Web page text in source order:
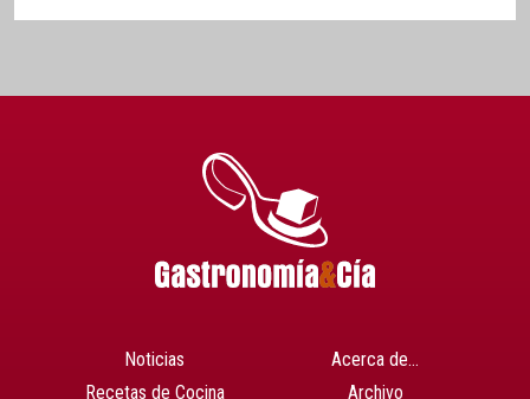
Noticias
Recetas de Cocina
Acerca de…
Archivo